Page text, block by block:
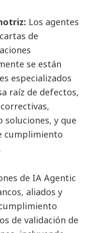
Los agentes
de
se están
especializados
raíz de defectos,
soluciones, y que
cumplimiento
de IA Agentic
aliados y
de validación de